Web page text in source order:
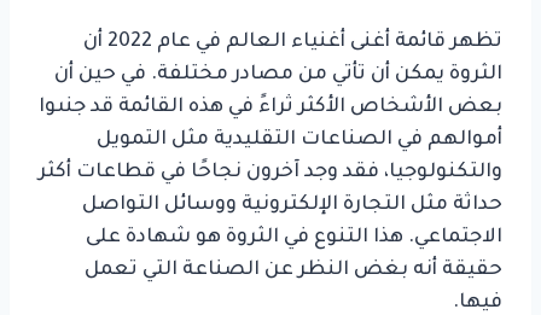
تظهر قائمة أغنى أغنياء العالم في عام 2022 أن
الثروة يمكن أن تأتي من مصادر مختلفة. في حين أن
بعض الأشخاص الأكثر ثراءً في هذه القائمة قد جنىوا
أموالهم في الصناعات التقليدية مثل التمويل
والتكنولوجيا، فقد وجد آخرون نجاحًا في قطاعات أكثر
حداثة مثل التجارة الإلكترونية ووسائل التواصل
الاجتماعي. هذا التنوع في الثروة هو شهادة على
حقيقة أنه بغض النظر عن الصناعة التي تعمل
فيها.